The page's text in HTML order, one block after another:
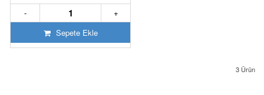
+
-
Sepete Ekle
3 Ürün